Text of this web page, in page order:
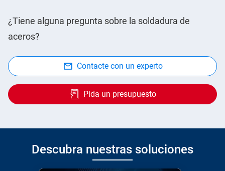
¿Tiene alguna pregunta sobre la soldadura de
aceros?
Contacte con un experto
Pida un presupuesto
Descubra nuestras soluciones